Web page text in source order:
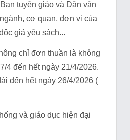
tuyên giáo và Dân vận
cơ quan, đơn vị của
giả yêu sách...
chỉ đơn thuần là không
4 đến hết ngày 21/4/2026.
đến hết ngày 26/4/2026 (
và giáo dục hiện đại